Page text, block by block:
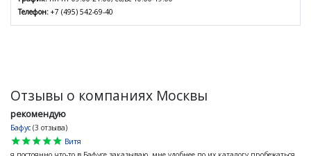
Телефон: +7 (495) 542-69-40
Отзывы о компаниях Москвы
рекомендую
Бафус (3 отзыва)
star
star
star
star
star
Витя